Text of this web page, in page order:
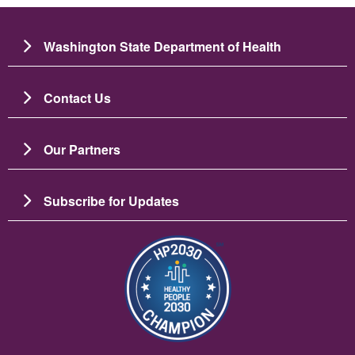
Washington State Department of Health
Contact Us
Our Partners
Subscribe for Updates
Image